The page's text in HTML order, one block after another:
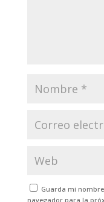
Guarda mi
navegador para la